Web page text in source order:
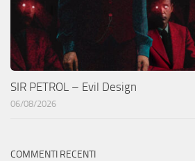
SIR PETROL – Evil Design
06/08/2026
COMMENTI RECENTI